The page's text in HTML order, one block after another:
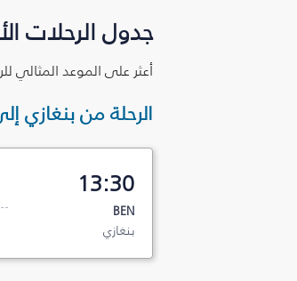
جدول الرحلات
أعثر على الموعد المثالي
الرحلة من بنغازي
13:30
BEN
بنغازي